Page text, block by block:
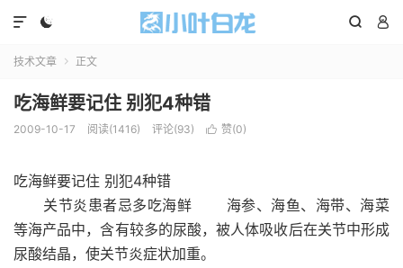
  

技术文章  正文
吃海鲜要记住 别犯4种错
2009-10-17 阅读(1416) 评论(93)  赞(0)
吃海鲜要记住 别犯4种错
关节炎患者忌多吃海鲜 海参、海鱼、海带、海菜
等海产品中，含有较多的尿酸，被人体吸收后在关节中形成
尿酸结晶，使关节炎症状加重。